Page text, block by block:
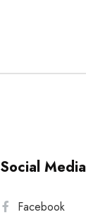
Social Media
Facebook